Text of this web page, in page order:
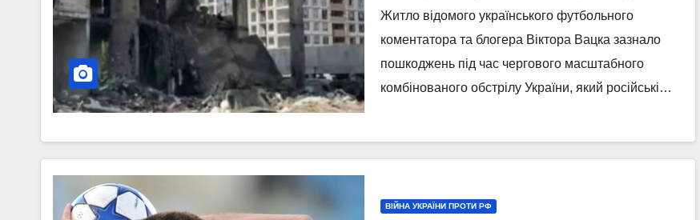
коментатора
Житло відомого українського футбольного
коментатора та блогера Віктора Вацка зазнало
пошкоджень під час чергового масштабного
комбінованого обстрілу України, який російські…
ВІЙНА УКРАЇНИ ПРОТИ РФ